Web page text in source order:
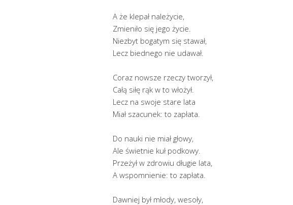
A że klepał należycie,
Zmieniło się jego życie.
Niezbyt bogatym się stawał,
Lecz biednego nie udawał.
Coraz nowsze rzeczy tworzył,
Całą siłę rąk w to włożył.
Lecz na swoje stare lata
Miał szacunek: to zapłata.
Do nauki nie miał głowy,
Ale świetnie kuł podkowy.
Przeżył w zdrowiu długie lata,
A wspomnienie: to zapłata.
Dawniej był młody, wesoły,